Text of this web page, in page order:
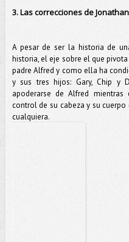
3. Las correcciones de
A pesar de ser la historia de
historia, el eje sobre el que
padre Alfred y como ella ha
y sus tres hijos: Gary, Chip y
apoderarse de Alfred
control de su cabeza y su
cualquiera.